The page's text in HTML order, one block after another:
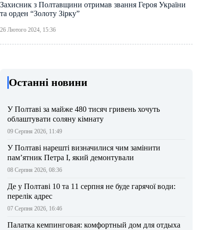
Захисник з Полтавщини отримав звання Героя України
та орден “Золоту Зірку”
26 Лютого 2024, 15:36
Останні новини
У Полтаві за майже 480 тисяч гривень хочуть
облаштувати соляну кімнату
09 Серпня 2026, 11:49
У Полтаві нарешті визначилися чим замінити
пам’ятник Петра І, який демонтували
08 Серпня 2026, 08:36
Де у Полтаві 10 та 11 серпня не буде гарячої води:
перелік адрес
07 Серпня 2026, 16:46
Палатка кемпинговая: комфортный дом для отдыха